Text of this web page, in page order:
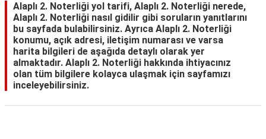
Alaplı 2. Noterliği yol tarifi, Alaplı 2. Noterliği nerede,
Alaplı 2. Noterliği nasıl gidilir gibi soruların yanıtlarını
bu sayfada bulabilirsiniz. Ayrıca Alaplı 2. Noterliği
konumu, açık adresi, iletişim numarası ve varsa
harita bilgileri de aşağıda detaylı olarak yer
almaktadır. Alaplı 2. Noterliği hakkında ihtiyacınız
olan tüm bilgilere kolayca ulaşmak için sayfamızı
inceleyebilirsiniz.